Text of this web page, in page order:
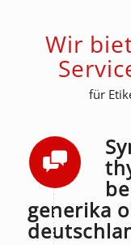
Wir
für
generika